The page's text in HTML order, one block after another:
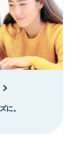
に。